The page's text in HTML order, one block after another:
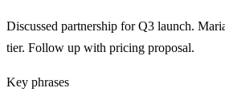
Discussed partnership for Q3 launch.
tier. Follow up with pricing proposal.
Key phrases